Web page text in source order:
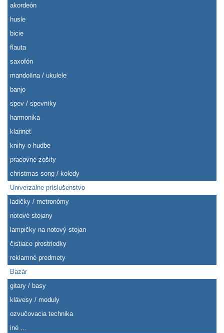
akordeón
husle
bicie
flauta
saxofón
mandolína / ukulele
banjo
spev / spevníky
harmonika
klarinet
knihy o hudbe
pracovné zošity
christmas song / koledy
Univerzálne príslušenstvo
ladičky / metronómy
notové stojany
lampičky na notový stojan
čistiace prostriedky
reklamné predmety
Bazár
gitary / basy
klávesy / moduly
ozvučovacia technika
iné ...